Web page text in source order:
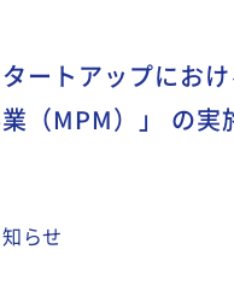
タートアップにお
（MPM）」 の実
らせ